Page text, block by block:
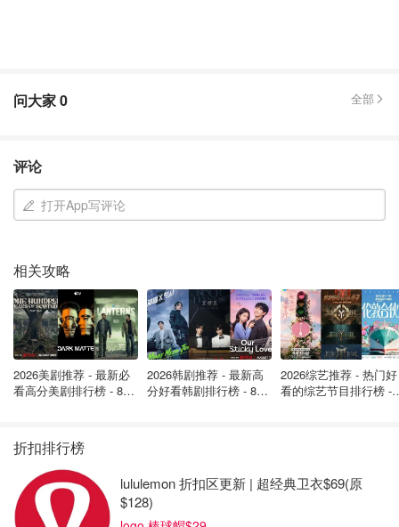
一星级：
Danico（Toronto） *新晋
DaNico 由酒店业巨头自由娱乐集团（Liberty Entertainment
Group）、Don Alfonso 和行政总厨 Daniele Corona 合作创
建，提供现代意大利烹饪传统、卓越的服务和独特的定制设
问大家0 全部
评论
打开App写评论
相关攻略
2026美剧推荐 - 最新必
看高分美剧排行榜 - 8月
2026韩剧推荐 - 最新高
分好看韩剧排行榜 - 8月
2026综艺推荐 - 热门好
看的综艺节目排行榜 -
折扣排行榜
lululemon 折扣区更新 | 超经典卫衣$69(原
$128)